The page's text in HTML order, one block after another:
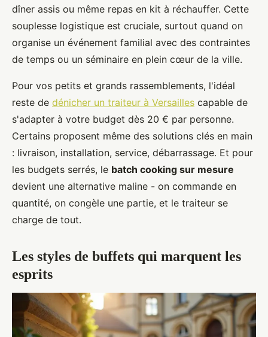
dîner assis ou même repas en kit à réchauffer. Cette
souplesse logistique est cruciale, surtout quand on
organise un événement familial avec des contraintes
de temps ou un séminaire en plein cœur de la ville.
Pour vos petits et grands rassemblements, l'idéal
reste de dénicher un traiteur à Versailles capable de
s'adapter à votre budget dès 20 € par personne.
Certains proposent même des solutions clés en main
: livraison, installation, service, débarrassage. Et pour
les budgets serrés, le batch cooking sur mesure
devient une alternative maline - on commande en
quantité, on congèle une partie, et le traiteur se
charge de tout.
Les styles de buffets qui marquent les
esprits